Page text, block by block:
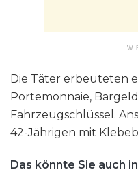
Die Täter erbeuteten
Portemonnaie,
Fahrzeugschlüssel.
42-Jährigen mit
Das könnte Sie auch